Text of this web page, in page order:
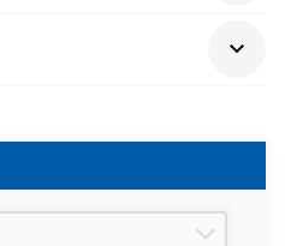
Certification (GIAC) und
Solutions
Certified Systems
(A+, Network+,